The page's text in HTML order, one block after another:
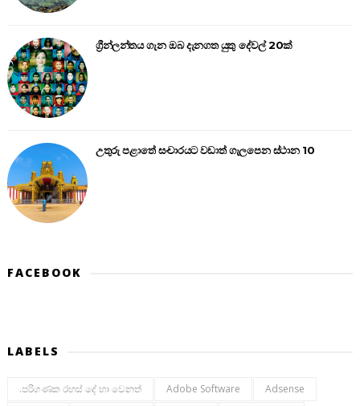
ග්‍රීන්ලන්තය ගැන ඔබ දැනගත යුතු දේවල් 20ක්
උතුරු පළාතේ සංචාරයට වඩාත් ගැලපෙන ස්ථාන 10
FACEBOOK
LABELS
.පරිගණක රහස් දේ හා වෙනත් Adobe Software
Adsense